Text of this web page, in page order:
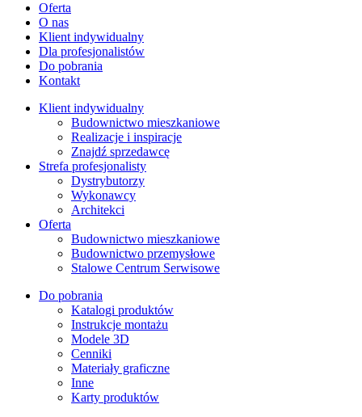
Oferta
O nas
Klient indywidualny
Dla profesjonalistów
Do pobrania
Kontakt
Klient indywidualny
Budownictwo mieszkaniowe
Realizacje i inspiracje
Znajdź sprzedawcę
Strefa profesjonalisty
Dystrybutorzy
Wykonawcy
Architekci
Oferta
Budownictwo mieszkaniowe
Budownictwo przemysłowe
Stalowe Centrum Serwisowe
Do pobrania
Katalogi produktów
Instrukcje montażu
Modele 3D
Cenniki
Materiały graficzne
Inne
Karty produktów